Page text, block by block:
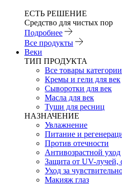
ЕСТЬ РЕШЕНИЕ
Средство для чистых пор
Подробнее
Все продукты
Веки
ТИП ПРОДУКТА
Все товары категории
Кремы и гели для век
Сыворотки для век
Масла для век
Туши для ресниц
НАЗНАЧЕНИЕ
Увлажнение
Питание и
Против отечности
Антивозрастной уход
Защита от UV-лучей,
Уход за
Макияж глаз